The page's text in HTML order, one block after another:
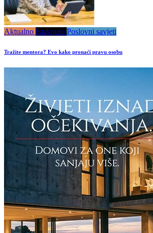
Aktualno Istaknuto Poslovni savjeti
Tražite mentora? Evo kako pronaći pravu osobu